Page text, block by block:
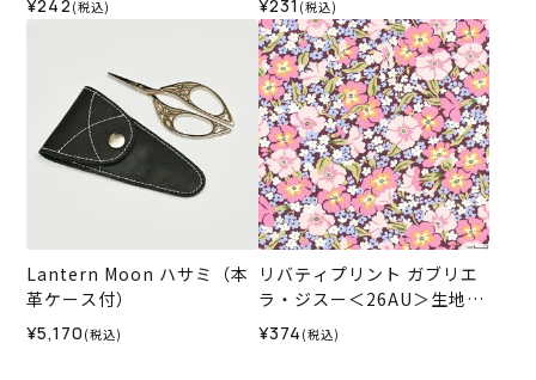
¥242 (税込)
ブリックス）2024SS
¥231 (税込)
Lantern Moon ハサミ（本
革ケース付）
¥5,170 (税込)
リバティプリント ガブリエ
ラ・ジスー＜26AU＞生地
（リバティ・ファブリック
ス）2026SS
¥374 (税込)